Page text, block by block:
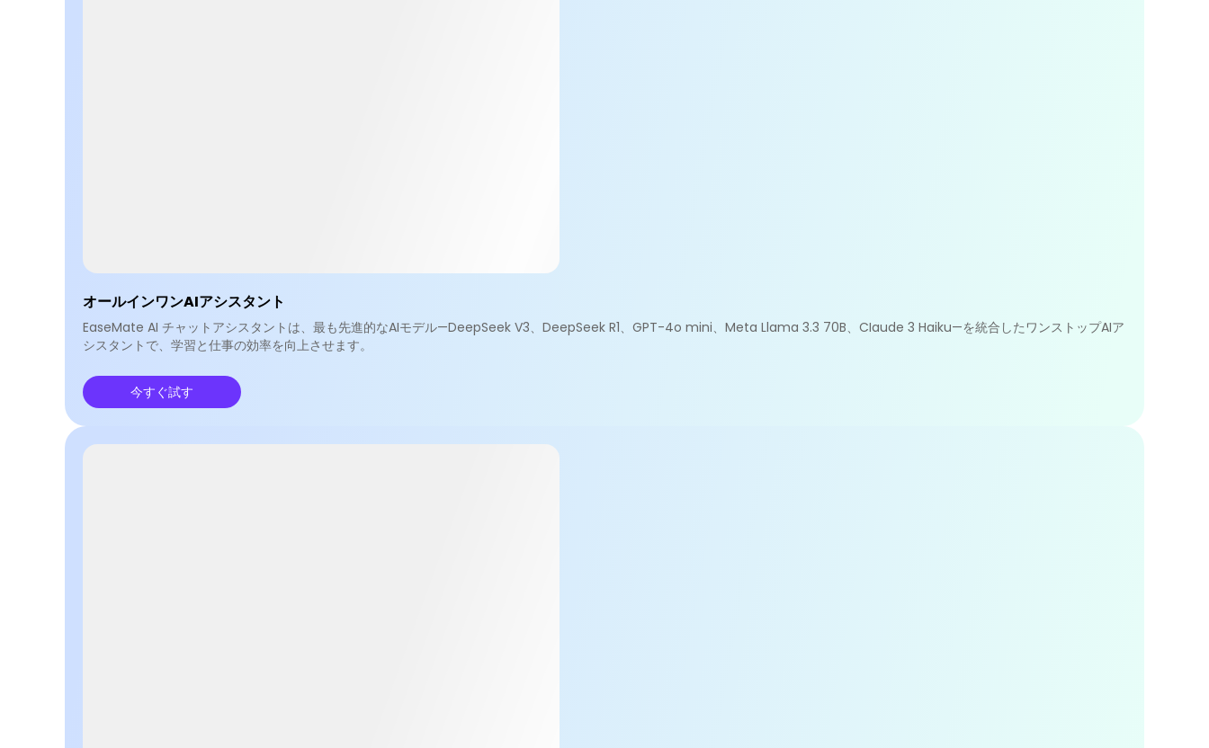
オールインワンAIアシスタント
EaseMate AI チャットアシスタントは、最も先進的なAIモデル—DeepSeek V3、DeepSeek R1、GPT-4o mini、Meta Llama 3.3 70B、CIaude 3 Haiku—を統合したワンストップAIア
シスタントで、学習と仕事の効率を向上させます。
今すぐ試す